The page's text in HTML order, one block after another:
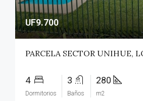
UF9.700
4
Dormitorios
3
Baños
280
m2